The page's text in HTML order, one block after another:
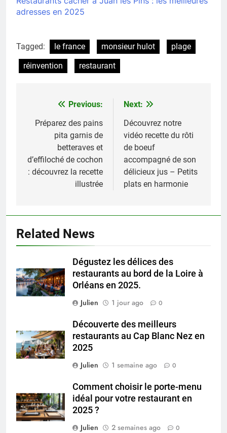
adresses en 2025
Tagged: le france monsieur hulot
plage
réinvention
restaurant
Navigation
de
l’article
Previous:
Préparez des pains
pita garnis de
betteraves et
d’effiloché de cochon
: découvrez la recette
illustrée
Next:
Découvrez notre
vidéo recette du rôti
de boeuf
accompagné de son
délicieux jus – Petits
plats en harmonie
Related News
Dégustez les délices des
restaurants au bord de la Loire à
Orléans en 2025.
Julien
1 jour ago 0
Découverte des meilleurs
restaurants au Cap Blanc Nez en
2025
Julien
1 semaine ago 0
Comment choisir le porte-menu
idéal pour votre restaurant en
2025 ?
Julien
2 semaines ago 0